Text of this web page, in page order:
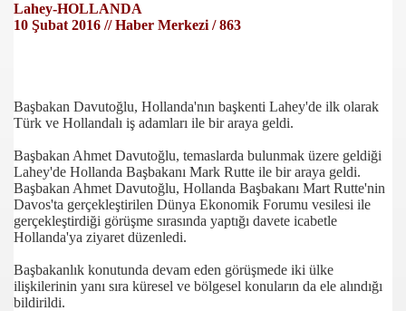
Lahey-HOLLANDA
10 Şubat 2016 // Haber Merkezi / 863
Başbakan Davutoğlu, Hollanda'nın başkenti Lahey'de ilk olarak
Türk ve Hollandalı iş adamları ile bir araya geldi.
Başbakan Ahmet Davutoğlu, temaslarda bulunmak üzere geldiği
Lahey'de Hollanda Başbakanı Mark Rutte ile bir araya geldi.
Başbakan Ahmet Davutoğlu, Hollanda Başbakanı Mart Rutte'nin
Davos'ta gerçekleştirilen Dünya Ekonomik Forumu vesilesi ile
gerçekleştirdiği görüşme sırasında yaptığı davete icabetle
Hollanda'ya ziyaret düzenledi.
Başbakanlık konutunda devam eden görüşmede iki ülke
ilişkilerinin yanı sıra küresel ve bölgesel konuların da ele alındığı
bildirildi.